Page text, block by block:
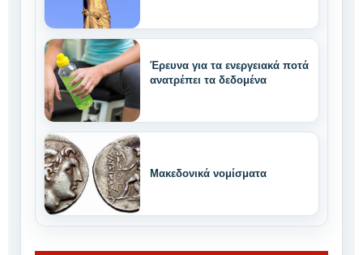
Έρευνα για τα ενεργειακά ποτά
ανατρέπει τα δεδομένα
Μακεδονικά νομίσματα